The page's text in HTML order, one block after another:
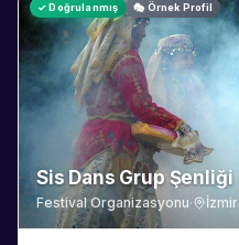
✓ Doğrulanmış 🎭 Örnek Profil
Sis Dans Grup Şenliği
Festival Organizasyonu· İzmir